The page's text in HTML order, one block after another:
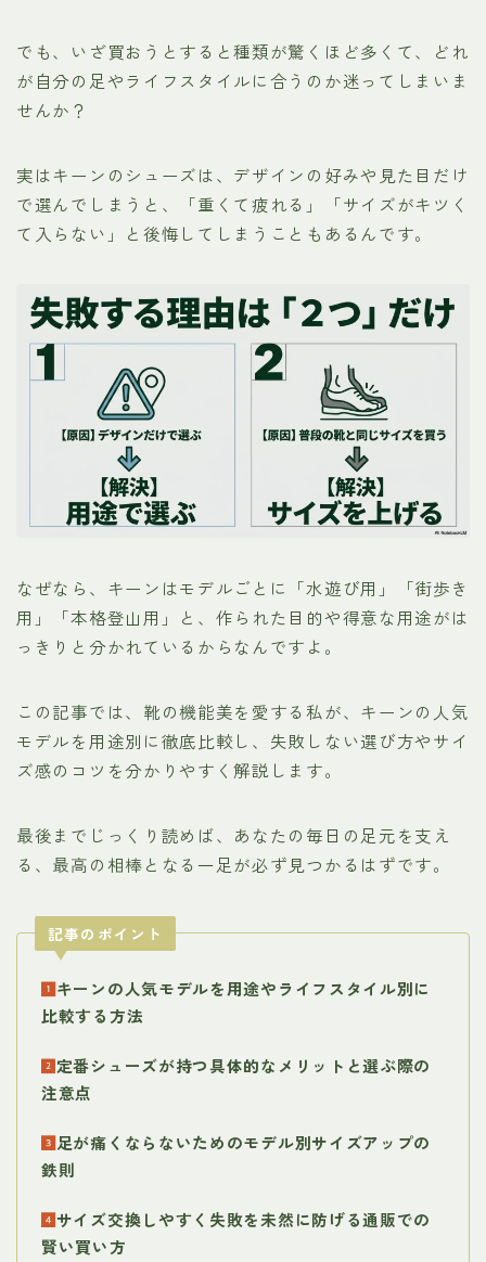
でも、いざ買おうとすると種類が驚くほど多くて、どれ
が自分の足やライフスタイルに合うのか迷ってしまいま
せんか？
実はキーンのシューズは、デザインの好みや見た目だけ
で選んでしまうと、「重くて疲れる」「サイズがキツく
て入らない」と後悔してしまうこともあるんです。
なぜなら、キーンはモデルごとに「水遊び用」「街歩き
用」「本格登山用」と、作られた目的や得意な用途がは
っきりと分かれているからなんですよ。
この記事では、靴の機能美を愛する私が、キーンの人気
モデルを用途別に徹底比較し、失敗しない選び方やサイ
ズ感のコツを分かりやすく解説します。
最後までじっくり読めば、あなたの毎日の足元を支え
る、最高の相棒となる一足が必ず見つかるはずです。
記事のポイント
キーンの人気モデルを用途やライフスタイル別に
比較する方法
定番シューズが持つ具体的なメリットと選ぶ際の
注意点
足が痛くならないためのモデル別サイズアップの
鉄則
サイズ交換しやすく失敗を未然に防げる通販での
賢い買い方